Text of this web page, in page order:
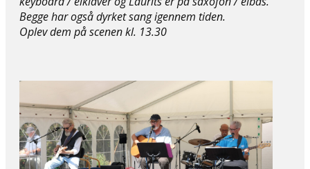
Begge har også dyrket sang igennem tiden.
Oplev dem på ​scenen kl. 13.30